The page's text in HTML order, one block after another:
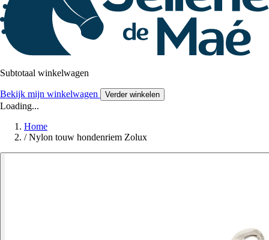
Subtotaal winkelwagen
Bekijk mijn winkelwagen Verder winkelen
Loading...
Home
/ Nylon touw hondenriem Zolux